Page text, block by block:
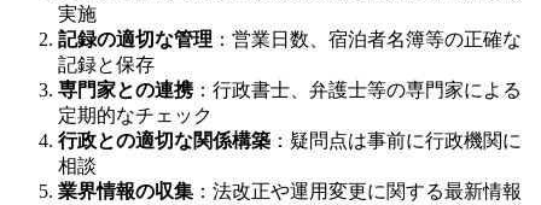
実施
記録の適切な管理 ：営業日数、宿泊者名簿等の正確な
記録と保存
専門家との連携：行政書士、弁護士等の専門家による
定期的なチェック
行政との適切な関係構築 ：疑問点は事前に行政機関に
相談
業界情報の収集 ：法改正や運用変更に関する最新情報